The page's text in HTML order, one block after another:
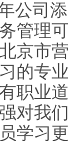
公司
管理
京市
的专
职业
对我
学习